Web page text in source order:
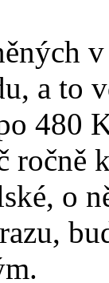
a to
480
ročně
o